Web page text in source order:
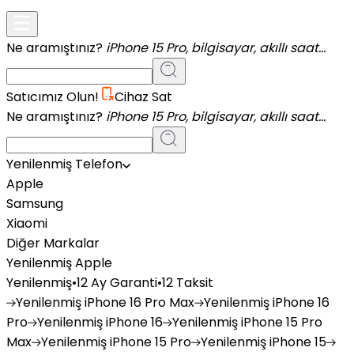
Ne aramıştınız? iPhone 15 Pro, bilgisayar, akıllı saat...
Satıcımız Olun!
Cihaz Sat
Ne aramıştınız? iPhone 15 Pro, bilgisayar, akıllı saat...
Yenilenmiş Telefon
Apple
Samsung
Xiaomi
Diğer Markalar
Yenilenmiş Apple
Yenilenmiş•12 Ay Garanti•12 Taksit
YenilenmişiPhone 16 Pro Max YenilenmişiPhone 16
Pro YenilenmişiPhone 16 YenilenmişiPhone 15 Pro
Max YenilenmişiPhone 15 Pro YenilenmişiPhone 15